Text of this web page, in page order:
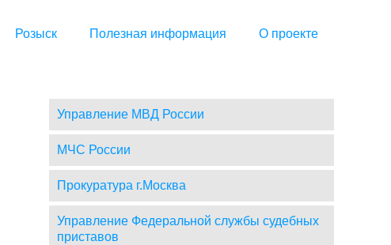
Розыск Полезная информация О проекте
Управление МВД России
МЧС России
Прокуратура г.Москва
Управление Федеральной службы судебных
приставов